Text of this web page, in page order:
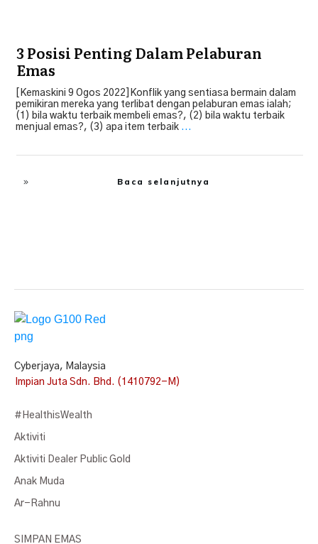
3 Posisi Penting Dalam Pelaburan
Emas
[Kemaskini 9 Ogos 2022]Konflik yang sentiasa bermain dalam
pemikiran mereka yang terlibat dengan pelaburan emas ialah;
(1) bila waktu terbaik membeli emas?, (2) bila waktu terbaik
menjual emas?, (3) apa item terbaik ...
Baca selanjutnya
Cyberjaya, Malaysia
Impian Juta Sdn. Bhd. (1410792-M)
#HealthisWealth
Aktiviti
Aktiviti Dealer Public Gold
Anak Muda
Ar-Rahnu
SIMPAN EMAS